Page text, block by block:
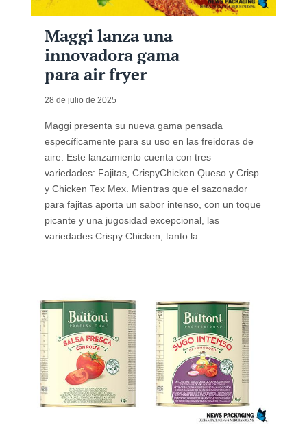
Maggi lanza una
innovadora gama
para air fryer
28 de julio de 2025
Maggi presenta su nueva gama pensada
específicamente para su uso en las freidoras de
aire. Este lanzamiento cuenta con tres
variedades: Fajitas, CrispyChicken Queso y Crisp
y Chicken Tex Mex. Mientras que el sazonador
para fajitas aporta un sabor intenso, con un toque
picante y una jugosidad excepcional, las
variedades Crispy Chicken, tanto la ...